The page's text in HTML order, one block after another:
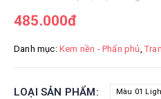
485.000đ
Danh mục: Kem nền - Phấn phủ,
LOẠI SẢN PHẨM Màu 01